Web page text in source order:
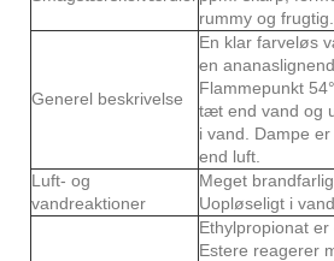
rummy og frugtig.
Generel beskrivelse
En klar farveløs
en
Flammepunkt
tæt end vand og
i vand. Dampe
end luft.
Luft- og
vandreaktioner
Meget brandfarlig.
Uopløseligt i vand.
Ethylpropionat er
Estere reagerer